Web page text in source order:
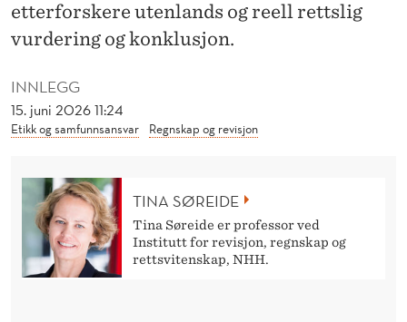
S
L
S
INNLEGG
15. juni 2026 11:24
Etikk og samfunnsansvar Regnskap og revisjon
etterforskere utenlands og reell rettslig
vurdering og konklusjon.
TINA SØREIDE
Tina Søreide er professor ved
Institutt for revisjon, regnskap og
rettsvitenskap, NHH.